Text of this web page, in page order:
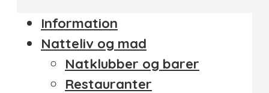
Information
Natteliv og mad
Natklubber og barer
Restauranter